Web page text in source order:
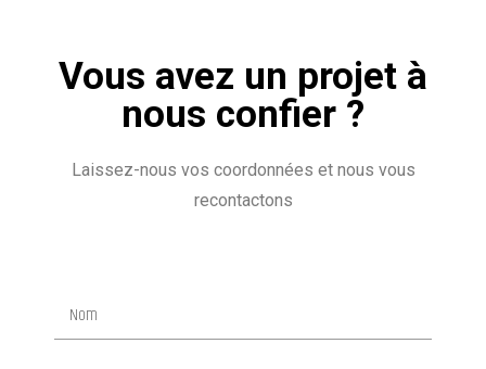
Vous avez un projet à
nous confier ?
Laissez-nous vos coordonnées et nous vous
recontactons